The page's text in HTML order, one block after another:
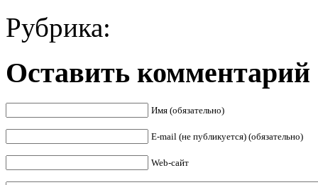
Рубрика:
Оставить комментарий
Имя (обязательно)
E-mail (не публикуется) (обязательно)
Web-сайт